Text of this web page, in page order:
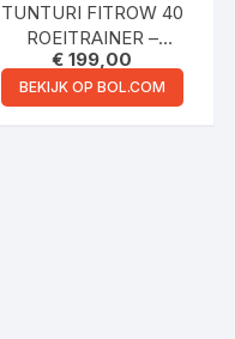
TUNTURI FITROW 40
ROEITRAINER –
ROEIMACHINE MET 8
WEERSTANDSNIVEAUS
– ROEIAPPARAAT
€ 199,00
BEKIJK OP BOL.COM